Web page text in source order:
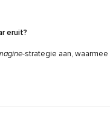
eruit?
-strategie aan,